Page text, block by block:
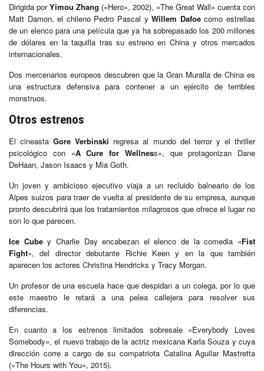
Dirigida porYimou Zhang («Hero», 2002), «The Great Wall» cuenta con
Matt Damon, el chileno Pedro Pascal yWillem Dafoecomo estrellas
de un elenco para una película que ya ha sobrepasado los 200 millones
de dólares en la taquilla tras su estreno en China y otros mercados
internacionales.
Dos mercenarios europeos descubren que la Gran Muralla de China es
una estructura defensiva para contener a un ejército de terribles
monstruos.
Otros estrenos
El cineastaGore Verbinski regresa al mundo del terror y el thriller
psicológico con «A Cure for Wellness», que protagonizan Dane
DeHaan, Jason Isaacs y Mia Goth.
Un joven y ambicioso ejecutivo viaja a un recluido balneario de los
Alpes suizos para traer de vuelta al presidente de su empresa, aunque
pronto descubrirá que los tratamientos milagrosos que ofrece el lugar no
son lo que parecen.
Ice Cubey Charlie Day encabezan el elenco de la comedia «Fist
Fight«, del director debutante Richie Keen y en la que también
aparecen los actores Christina Hendricks y Tracy Morgan.
Un profesor de una escuela hace que despidan a un colega, por lo que
este maestro le retará a una pelea callejera para resolver sus
diferencias.
En cuanto a los estrenos limitados sobresale «Everybody Loves
Somebody», el nuevo trabajo de la actriz mexicana Karla Souza y cuya
dirección corre a cargo de su compatriota Catalina Aguilar Mastretta
(«The Hours with You», 2015).